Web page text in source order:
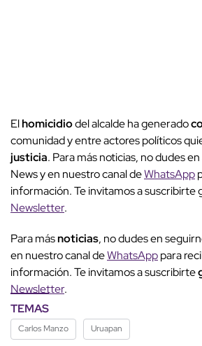
Elhomicidiodel alcalde ha generado
comunidad y entre actores políticos
justicia. Para más noticias, no dudes
News y en nuestro canal deWhatsApp
información. Te invitamos a suscribirte
Newsletter.
Para másnoticias, no dudes en
en nuestro canal deWhatsApppara
información. Te invitamos a suscribirte
Newsletter.
TEMAS
Carlos Manzo Uruapan